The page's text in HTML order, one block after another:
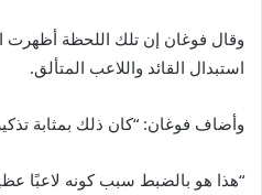
وقال فوغان إن تلك اللحظة أظهرت
استبدال القائد واللاعب المتألق.
وأضاف فوغان: “كان ذلك بمثابة
“هذا هو بالضبط سبب كونه لاعبًا